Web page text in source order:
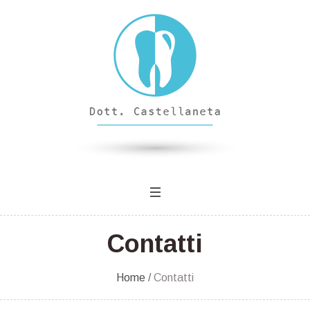
Contatti
Home /Contatti